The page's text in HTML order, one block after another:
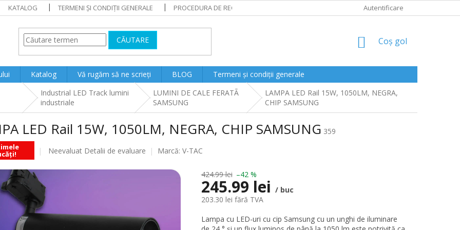
KATALOG TERMENI ȘI CONDIȚII GENERALE PROCEDURA DE RECLAMAȚII Autentificare
CĂUTARE
COŞ
CUMPĂRĂTURI
Coş gol
Katalog Vă rugăm să ne scrieți BLOG Termeni și condiții generale
Industrial LED Track lumini
industriale
LUMINI DE CALE FERATÃ
SAMSUNG
LAMPA LED Rail 15W, 1050LM, NEGRA,
CHIP SAMSUNG
LED Rail 15W, 1050LM, NEGRA, CHIP SAMSUNG 359
Evaluarea
a
5
Neevaluat Detalii de evaluare Marcă: V-TAC
424.99 lei –42 %
245.99 lei / buc
203.30 lei fără TVA
preţ:
Lampa cu LED-uri cu cip Samsung cu un unghi de iluminare